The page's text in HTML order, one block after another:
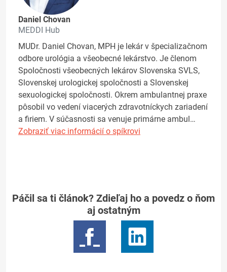
Daniel Chovan
MEDDI Hub
MUDr. Daniel Chovan, MPH je lekár v špecializačnom
odbore urológia a všeobecné lekárstvo. Je členom
Spoločnosti všeobecných lekárov Slovenska SVLS,
Slovenskej urologickej spoločnosti a Slovenskej
sexuologickej spoločnosti. Okrem ambulantnej praxe
pôsobil vo vedení viacerých zdravotníckych zariadení
a firiem. V súčasnosti sa venuje primárne ambul…
Zobraziť viac informácií o spíkrovi
Páčil sa ti článok? Zdieľaj ho a povedz o ňom
aj ostatným